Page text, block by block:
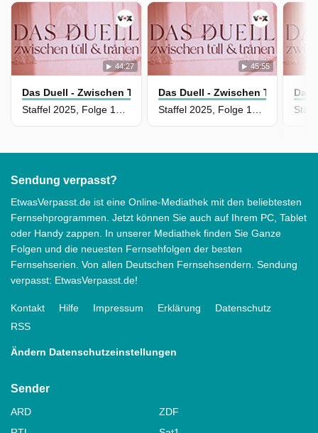
44:27
Das Duell - Zwischen Tüll Und Tränen
45:55
Das Duell - Zwischen Tüll UndDas
Sendung verpasst?
EtwasVerpasst.de ist eine Online-Mediathek mit den beliebtesten
Fernsehprogrammen. Jetzt können Sie auch auf Ihrem PC, Tablet
oder Handy zappen. In unserer Mediathek finden Sie Ganze
Folgen und die neuesten Fernsehfolgen der besten
Fernsehserien. Von allen Deutschen Fernsehsendern. Sendung
verpasst: EtwasVerpasst.de!
Kontakt Hilfe Impressum Erklärung
Datenschutz
RSS
Ändern Datenschutzeinstellungen
Sender
ARD
ZDF